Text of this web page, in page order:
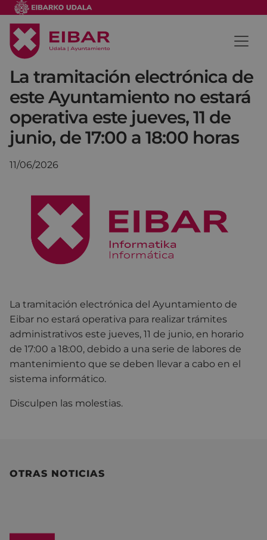
La tramitación electrónica de
este Ayuntamiento no estará
operativa este jueves, 11 de
junio, de 17:00 a 18:00 horas
11/06/2026
La tramitación electrónica del Ayuntamiento de
Eibar no estará operativa para realizar trámites
administrativos este jueves, 11 de junio, en horario
de 17:00 a 18:00, debido a una serie de labores de
mantenimiento que se deben llevar a cabo en el
sistema informático.
Disculpen las molestias.
OTRAS NOTICIAS